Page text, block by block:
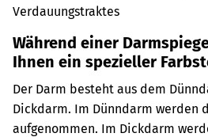
Verdauungstraktes
Während einer
Ihnen ein spezieller
Der Darm besteht aus dem
Dickdarm. Im Dünndarm werden
aufgenommen. Im Dickdarm